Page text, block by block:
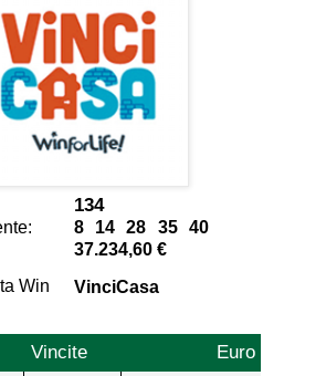
134
8 14 28 35 40
37.234,60 €
Win
VinciCasa
Vincite
Euro